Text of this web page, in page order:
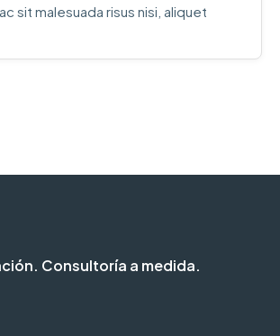
sit malesuada risus nisi, aliquet
Consultoría a medida.